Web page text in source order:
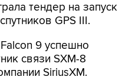
тендер на запуск
GPS III.
9 успешно
связи SXM-8
SiriusXM.